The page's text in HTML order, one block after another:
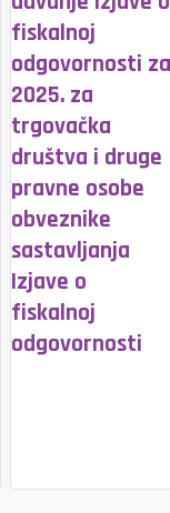
fiskalnoj
odgovornosti za
2025. za
trgovačka
društva i druge
pravne osobe
obveznike
sastavljanja
Izjave o
fiskalnoj
odgovornosti